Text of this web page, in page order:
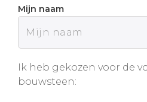
Mijn naam
Ik heb gekozen voor de
bouwsteen: